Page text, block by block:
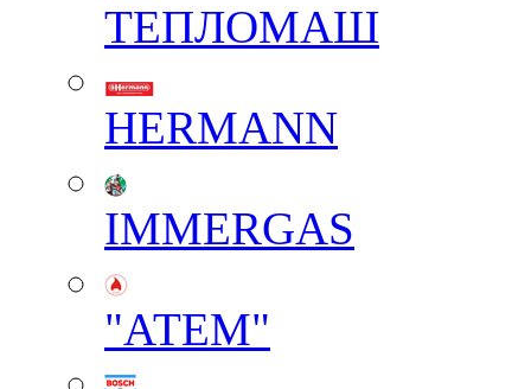
ТЕПЛОМАШ
HERMANN
IMMERGAS
"АТЕМ"